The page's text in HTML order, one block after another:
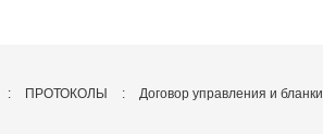
: ПРОТОКОЛЫ : Договор управления и бланки